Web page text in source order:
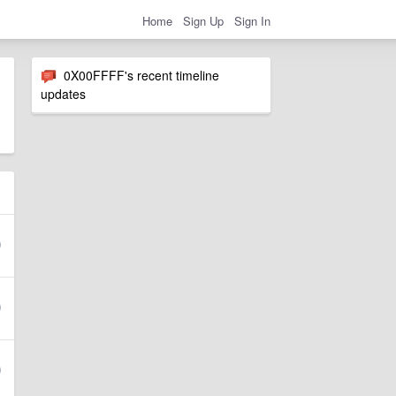
Home Sign Up Sign In
0X00FFFF's recent timeline
updates